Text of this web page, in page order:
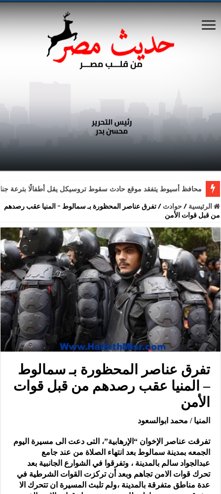
محافظ أسيوط يتفقد موقع حادث سقوط تروسيكل يقل أطفالًا بترعة
الرئيسية /حوادث /تفرق عناصر المحظورة بـ سمالوط – المنيا عقب رصدهم
من قبل قوات الأمن
تفرق عناصر المحظورة بـ سمالوط
– المنيا عقب رصدهم من قبل قوات
الأمن
المنيا / محمد ابوالسعود
تفرقت عناصر الإخوان “الإرهابية”، التى دعت الى مسيرة اليوم
الجمعه بمدينة سمالوط بعد انتهاء الصلاة من عند جامع
عبدالجواد سالم بالمدينة ، وتفرقوا في الشوارع الجانبية بعد
تحرك قوات الامن تجاهم وبعد أن تركزت القوات الشرطية في
عدة مناطق متفرقة بالمدينة ،ولم تلبث المسيرة ان تتحرك الا